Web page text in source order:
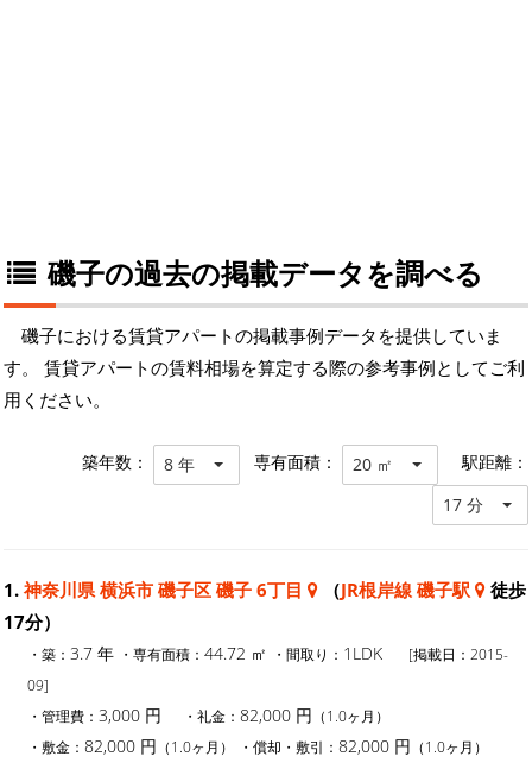
磯子の過去の掲載データを調べる
磯子における賃貸アパートの掲載事例データを提供していま
す。 賃貸アパートの賃料相場を算定する際の参考事例としてご利
用ください。
築年数： 8 年 専有面積： 20 ㎡ 駅距離：
17 分
1. 神奈川県 横浜市 磯子区 磯子 6丁目 （JR根岸線 磯子駅
徒歩
17分）
・築： 3.7 年 ・専有面積： 44.72 ㎡ ・間取り： 1LDK
[掲載日：2015-
09]
・管理費： 3,000 円 ・礼金： 82,000 円 （1.0ヶ月）
・敷金： 82,000 円 （1.0ヶ月） ・償却・敷引： 82,000 円 （1.0ヶ月）